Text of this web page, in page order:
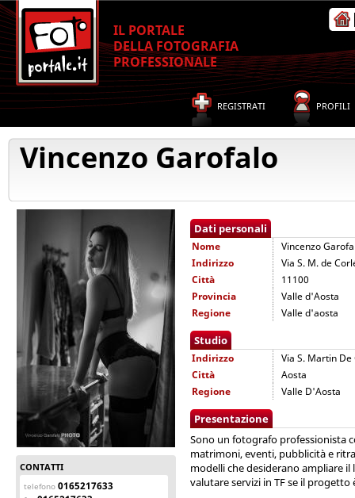
IL PORTALE
DELLA FOTOGRAFIA
PROFESSIONALE
REGISTRATI PROFILI
Vincenzo Garofalo
CONTATTI
telefono 0165217633
Dati personali
Nome
Vincenzo
Indirizzo
Via S. M. de
Città
11100
Provincia
Valle d'Aosta
Regione
Valle d'aosta
Studio
Indirizzo
Via S. Martin
Città
Aosta
Regione
Valle D'Aosta
Presentazione
Sono un fotografo professionista
matrimoni, eventi, pubblicità e
modelli che desiderano ampliare
valutare servizi in TF se il progetto